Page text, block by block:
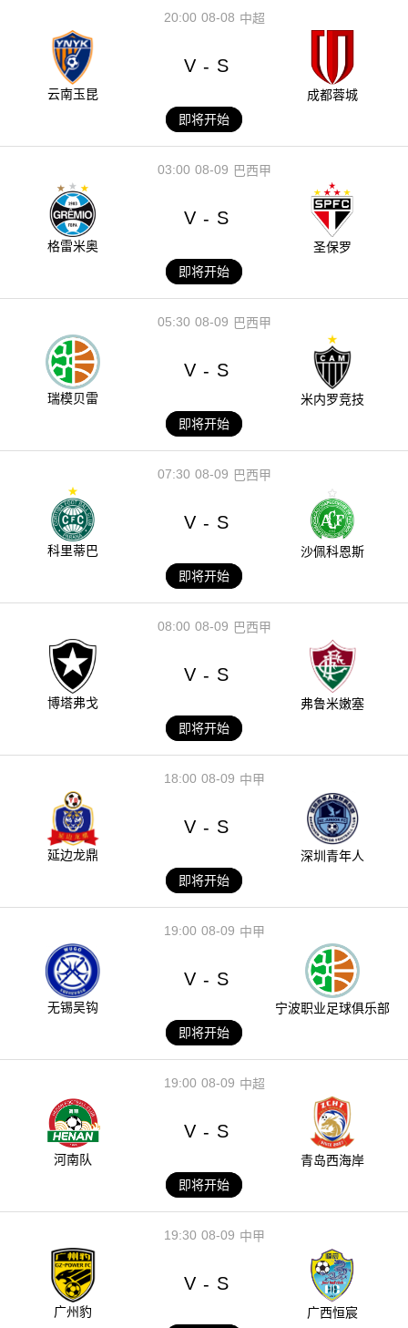
08-08
20:00 中超
云南玉昆
V - S
成都蓉城
即将开始
08-09
03:00 巴西甲
格雷米奥
V - S
圣保罗
即将开始
08-09
05:30 巴西甲
瑞模贝雷
V - S
米内罗竞技
即将开始
08-09
07:30 巴西甲
科里蒂巴
V - S
沙佩科恩斯
即将开始
08-09
08:00 巴西甲
博塔弗戈
V - S
弗鲁米嫩塞
即将开始
08-09
18:00 中甲
延边龙鼎
V - S
深圳青年人
即将开始
08-09
19:00 中甲
无锡吴钩
V - S
宁波职业足球俱乐部
即将开始
08-09
19:00 中超
河南队
V - S
青岛西海岸
即将开始
08-09
19:30 中甲
广州豹
V - S
广西恒宸